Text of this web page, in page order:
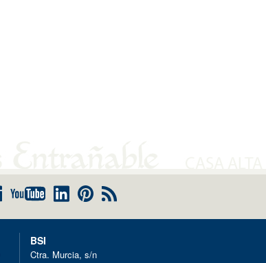
BSI
Ctra. Murcia, s/n